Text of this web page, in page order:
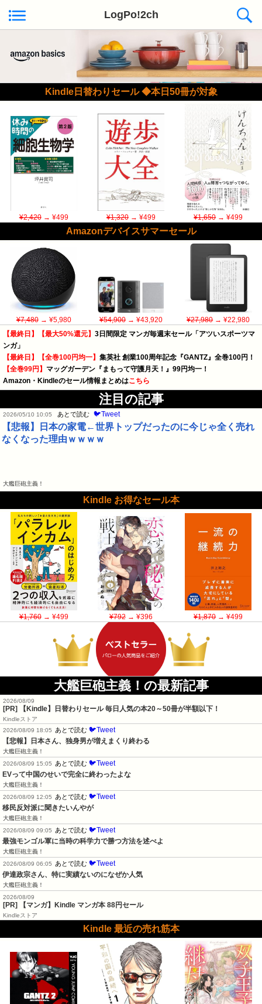
LogPo!2ch
Kindle日替わりセール ◆本日50冊が対象
¥2,420→ ¥499 ¥1,320→ ¥499 ¥1,650→ ¥499
Amazonデバイスサマーセール
¥7,480→ ¥5,980 ¥54,900→ ¥43,920 ¥27,980→ ¥22,980
【最終日】【最大50%還元】 3日間限定 マンガ毎週末セール「アツいスポーツマ
ンガ」
【最終日】【全巻100円均一】 集英社 創業100周年記念『GANTZ』全巻100円！
【全巻99円】 マッグガーデン『まもって守護月天！』99円均一！
Amazon・Kindleのセール情報まとめはこちら
注目の記事
2026/05/10 10:05 あとで読む 🐦Tweet
【悲報】日本の家電←世界トップだったのに今じゃ全く売れ
なくなった理由ｗｗｗｗ
大艦巨砲主義！
Kindle お得なセール本
¥1,760→ ¥499 ¥792→ ¥396 ¥1,870→ ¥499
大艦巨砲主義！の最新記事
2026/08/09
[PR] 【Kindle】日替わりセール 毎日人気の本20～50冊が半額以下！
Kindleストア
2026/08/09 18:05
あとで読む 🐦Tweet
【悲報】日本さん、独身男が増えまくり終わる
大艦巨砲主義！
2026/08/09 15:05
あとで読む 🐦Tweet
EVって中国のせいで完全に終わったよな
大艦巨砲主義！
2026/08/09 12:05
あとで読む 🐦Tweet
移民反対派に聞きたいんやが
大艦巨砲主義！
2026/08/09 09:05
あとで読む 🐦Tweet
最強モンゴル軍に当時の科学力で勝つ方法を述べよ
大艦巨砲主義！
2026/08/09 06:05
あとで読む 🐦Tweet
伊達政宗さん、特に実績ないのになぜか人気
大艦巨砲主義！
2026/08/09
[PR] 【マンガ】Kindle マンガ本 88円セール
Kindleストア
Kindle 最近の売れ筋本